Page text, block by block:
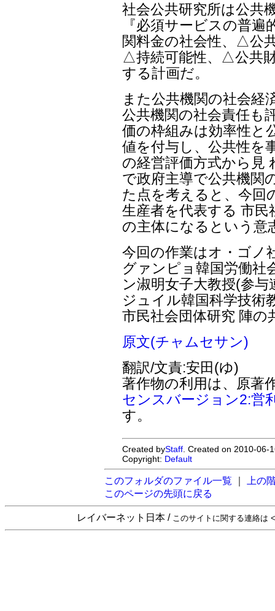
社会公共研究所は公共
『必須サービスの普
関料金の社会性、△公
△持続可能性、△公共
する計画だ。
また公共機関の社会経
公共機関の社会責任も
価の枠組みは効率性と
値を付与し、公共性を
の経営評価方式から見
で政府主導で公共機関
た点を考えると、今回
生産者を代表する 市民
の主体になるという意
今回の作業はオ・ゴノ
グァンピョ韓国労働社
ン淑明女子大教授(参
ジュイル韓国科学技術
市民社会団体研究 陣の
原文(チャムセサン)
翻訳/文責:安田(ゆ)
著作物の利用は、原著
センスバージョン2:営
す。
Created byStaff . Created on 2010-
Copyright: Default
このフォルダのファイル一覧
上の
このページの先頭に戻る
レイバーネット日本 / このサイトに関する連絡は